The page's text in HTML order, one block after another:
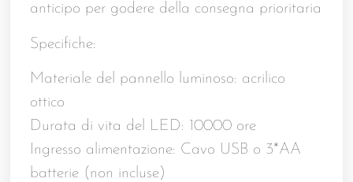
anticipo per godere della consegna prioritaria
Specifiche:
Materiale del pannello luminoso: acrilico
ottico
Durata di vita del LED: 10000 ore
Ingresso alimentazione: Cavo USB o 3*AA
batterie (non incluse)